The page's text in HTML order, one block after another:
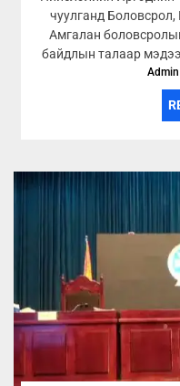
чуулганд
Амгалан
байдлын талаар
ын төлөөлөгч
Admin